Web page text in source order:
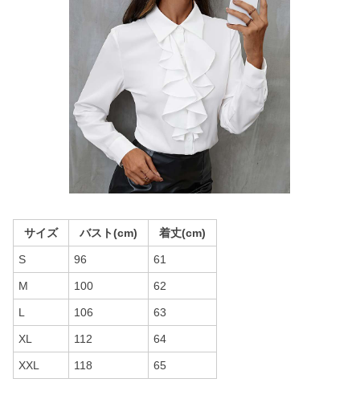
サイズ バスト(cm) 着丈(cm)
S 96 61
M 100 62
L 106 63
XL 112 64
XXL 118 65